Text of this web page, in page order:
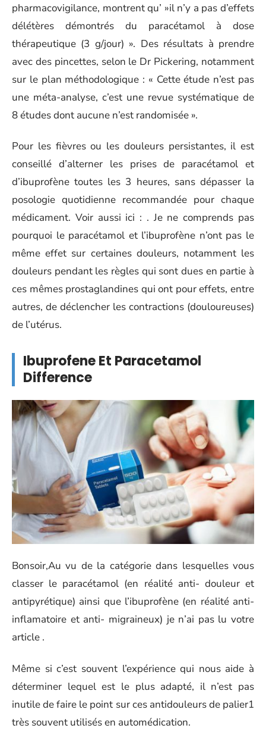
pharmacovigilance, montrent qu’ »il n’y a pas d’effets
délétères démontrés du paracétamol à dose
thérapeutique (3 g/jour) ». Des résultats à prendre
avec des pincettes, selon le Dr Pickering, notamment
sur le plan méthodologique : « Cette étude n’est pas
une méta-analyse, c’est une revue systématique de
8 études dont aucune n’est randomisée ».
Pour les fièvres ou les douleurs persistantes, il est
conseillé d’alterner les prises de paracétamol et
d’ibuprofène toutes les 3 heures, sans dépasser la
posologie quotidienne recommandée pour chaque
médicament. Voir aussi ici : . Je ne comprends pas
pourquoi le paracétamol et l’ibuprofène n’ont pas le
même effet sur certaines douleurs, notamment les
douleurs pendant les règles qui sont dues en partie à
ces mêmes prostaglandines qui ont pour effets, entre
autres, de déclencher les contractions (douloureuses)
de l’utérus.
Ibuprofene Et Paracetamol
Difference
Bonsoir,Au vu de la catégorie dans lesquelles vous
classer le paracétamol (en réalité anti- douleur et
antipyrétique) ainsi que l’ibuprofène (en réalité anti-
inflamatoire et anti- migraineux) je n’ai pas lu votre
article .
Même si c’est souvent l’expérience qui nous aide à
déterminer lequel est le plus adapté, il n’est pas
inutile de faire le point sur ces antidouleurs de palier1
très souvent utilisés en automédication.